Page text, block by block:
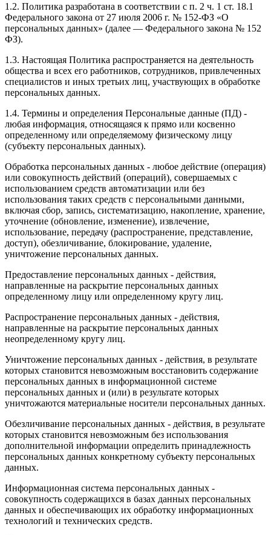
1.2. Политика разработана в соответствии с п. 2 ч. 1 ст. 18.1
Федерального закона от 27 июля 2006 г. № 152-ФЗ «О
персональных данных» (далее — Федерального закона № 152
ФЗ).
1.3. Настоящая Политика распространяется на деятельность
общества и всех его работников, сотрудников, привлеченных
специалистов и иных третьих лиц, участвующих в обработке
персональных данных.
1.4. Термины и определения Персональные данные (ПД) -
любая информация, относящаяся к прямо или косвенно
определенному или определяемому физическому лицу
(субъекту персональных данных).
Обработка персональных данных - любое действие (операция)
или совокупность действий (операций), совершаемых с
использованием средств автоматизации или без
использования таких средств с персональными данными,
включая сбор, запись, систематизацию, накопление, хранение,
уточнение (обновление, изменение), извлечение,
использование, передачу (распространение, представление,
доступ), обезличивание, блокирование, удаление,
уничтожение персональных данных.
Предоставление персональных данных - действия,
направленные на раскрытие персональных данных
определенному лицу или определенному кругу лиц.
Распространение персональных данных - действия,
направленные на раскрытие персональных данных
неопределенному кругу лиц.
Уничтожение персональных данных - действия, в результате
которых становится невозможным восстановить содержание
персональных данных в информационной системе
персональных данных и (или) в результате которых
уничтожаются материальные носители персональных данных.
Обезличивание персональных данных - действия, в результате
которых становится невозможным без использования
дополнительной информации определить принадлежность
персональных данных конкретному субъекту персональных
данных.
Информационная система персональных данных -
совокупность содержащихся в базах данных персональных
данных и обеспечивающих их обработку информационных
технологий и технических средств.